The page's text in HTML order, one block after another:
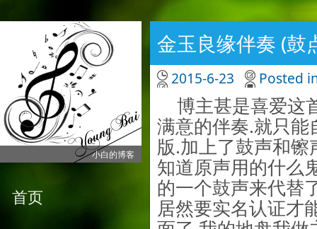
小白的博客
首页
金玉良缘伴奏 (鼓
2015-6-23 Posted
博主甚是喜爱这
满意的伴奏.就只
版.加上了鼓声和
知道原声用的什么
的一个鼓声来代替
居然要实名认证才